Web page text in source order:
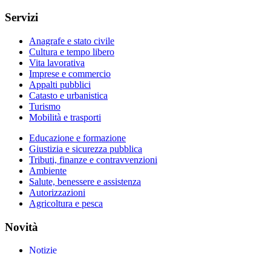
Servizi
Anagrafe e stato civile
Cultura e tempo libero
Vita lavorativa
Imprese e commercio
Appalti pubblici
Catasto e urbanistica
Turismo
Mobilità e trasporti
Educazione e formazione
Giustizia e sicurezza pubblica
Tributi, finanze e contravvenzioni
Ambiente
Salute, benessere e assistenza
Autorizzazioni
Agricoltura e pesca
Novità
Notizie